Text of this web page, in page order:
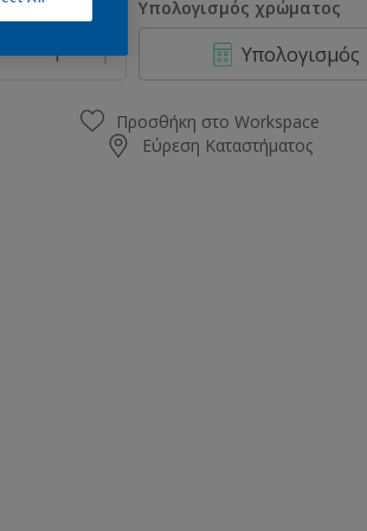
Υπολογισμός χρώματος
Υπολογισμός
Προσθήκη στο Workspace
Εύρεση Καταστήματος